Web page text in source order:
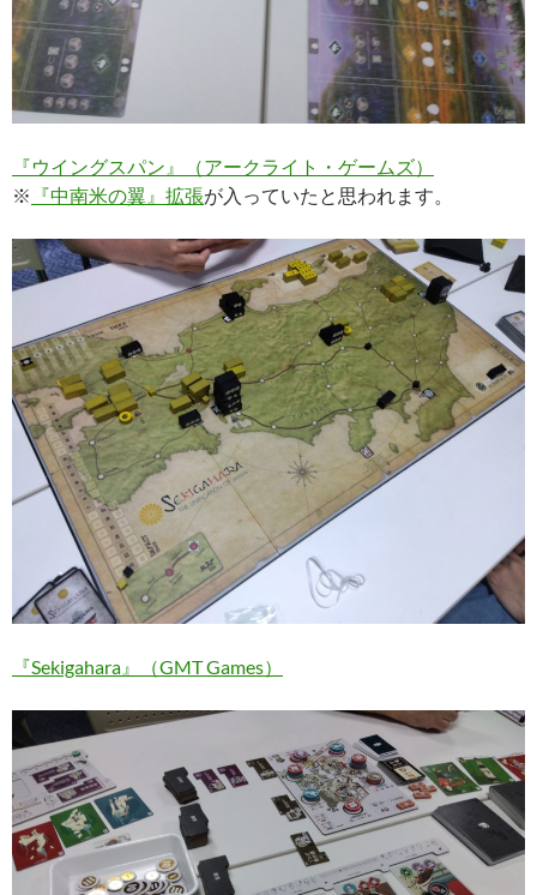
『ウイングスパン』（アークライト・ゲームズ）
※ 『中南米の翼』拡張が入っていたと思われます。
『Sekigahara』（GMT Games）